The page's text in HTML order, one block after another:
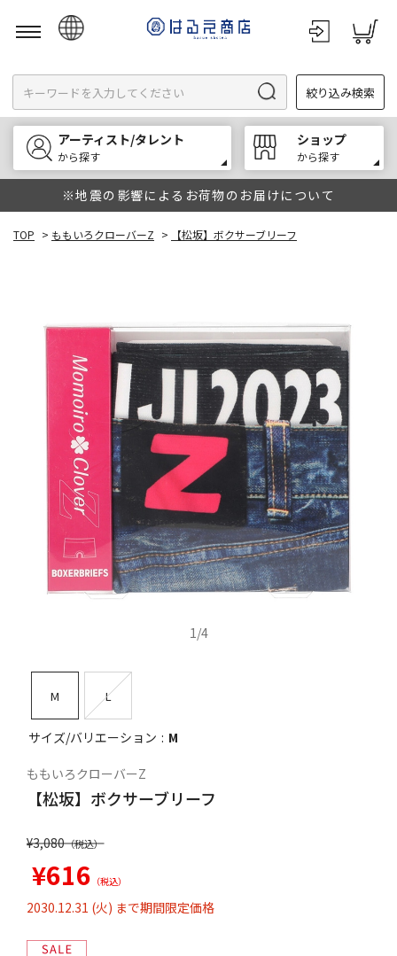
English
한국어
中文
絞り込み検索
アーティスト/タレント
から探す
ショップ
から探す
※地震の影響によるお荷物のお届けについて
TOP > ももいろクローバーZ > 【松坂】ボクサーブリーフ
1/4
M L
サイズ/バリエーション M
ももいろクローバーZ
【松坂】ボクサーブリーフ
¥3,080
¥616
2030.12.31 (火) まで期間限定価格